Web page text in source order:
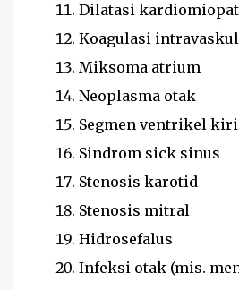
Dilatasi
Koagulasi
Miksoma atrium
Neoplasma otak
Segmen ventrikel
Sindrom sick sinus
Stenosis karotid
Stenosis mitral
Hidrosefalus
Infeksi otak (mis.